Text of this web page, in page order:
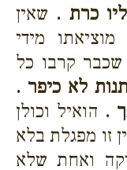
כרת . שאין
מידי
שכבר קרבו כל
לא כיפר .
. הואיל וכולן
זו מפגלת בלא
ואחת שלא